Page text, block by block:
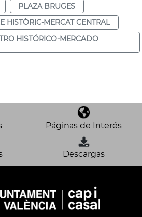
PLAZA BRUGES
HISTÒRIC-MERCAT CENTRAL
HISTÓRICO-MERCADO
Páginas de Interés
Descargas